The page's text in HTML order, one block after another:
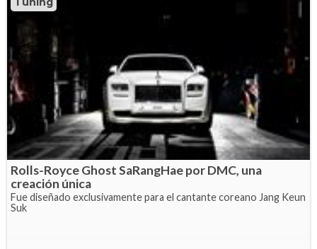
Rolls-Royce Ghost SaRangHae por DMC, una
creación única
Fue diseñado exclusivamente para el cantante coreano Jang Keun
Suk